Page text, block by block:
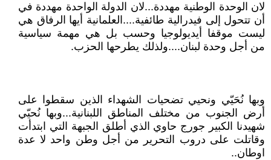
لان الوحدة الوطنية مهددة...لان الدولة الواحدة مهددة في
أن تتحول إلى فيدرالية طائفية....العلمانية أيها الرفاق هي
ليست موقفا أيديولوجيا وحسب بل هي مهمة سياسية
من أجل وحدة لبنان....ولذلك يطرحها الحزب.
وبها نُحَيّي ونحيي تضحيات الشهداء الذين سقطوا على
أرض الجنوب من مختلف المناطق اللبنانية...وبها نُحيّي
شهيدنا الكبير جورج حاوي الذي أطلق الجبهة التي ابتدأت
وقاتلت على دروب التحرير من أجل وطن واحد لا عدة
اوطان..